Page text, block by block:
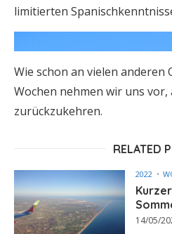
limitierten
Wie schon an vielen anderen
Wochen nehmen wir uns
zurückzukehren.
RELATED
2022
14/05/